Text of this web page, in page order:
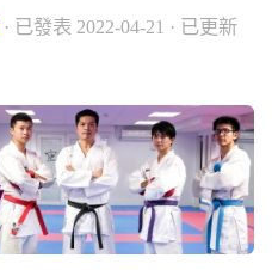
· 已發表 2022-04-21 · 已更新